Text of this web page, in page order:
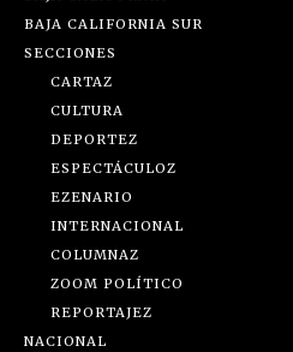
BAJA CALIFORNIA SUR
SECCIONES
CARTAZ
CULTURA
DEPORTEZ
ESPECTÁCULOZ
EZENARIO
INTERNACIONAL
COLUMNAZ
ZOOM POLÍTICO
REPORTAJEZ
NACIONAL